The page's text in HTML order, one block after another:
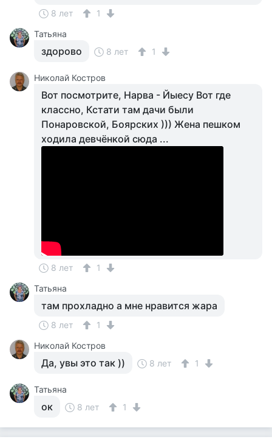
8 лет
1
Татьяна
здорово 8 лет 1
Николай Костров
Вот посмотрите, Нарва - Йыесу Вот где
классно, Кстати там дачи были
Понаровской, Боярских ))) Жена пешком
ходила девчёнкой сюда ...
8 лет
1
Татьяна
там прохладно а мне нравится жара
8 лет
1
Николай Костров
Да, увы это так )) 8 лет 1
Татьяна
ок 8 лет 1